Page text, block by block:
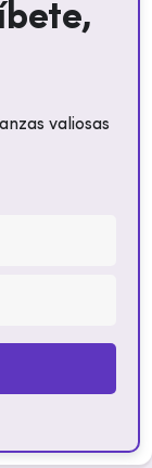
valiosas